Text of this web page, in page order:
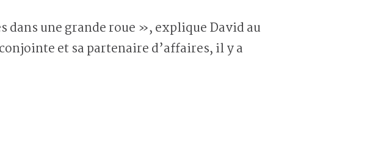
dans une grande roue », explique David au
et sa partenaire d’affaires, il y a